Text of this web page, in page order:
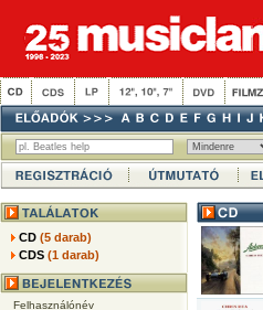
CD(5 darab)
CDS(1 darab)
Felhasználónév